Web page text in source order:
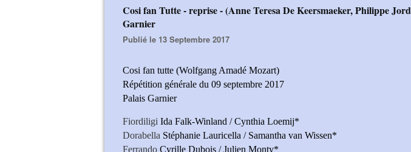
Cosi fan Tutte - reprise - (Anne Teresa De Keersmaeker, Philippe Jordan)
Garnier
Publié le 13 Septembre 2017
Cosi fan tutte (Wolfgang Amadé Mozart)
Répétition générale du 09 septembre 2017
Palais Garnier
Fiordiligi Ida Falk-Winland / Cynthia Loemij*
Dorabella Stéphanie Lauricella / Samantha van Wissen*
Ferrando Cyrille Dubois / Julien Monty*